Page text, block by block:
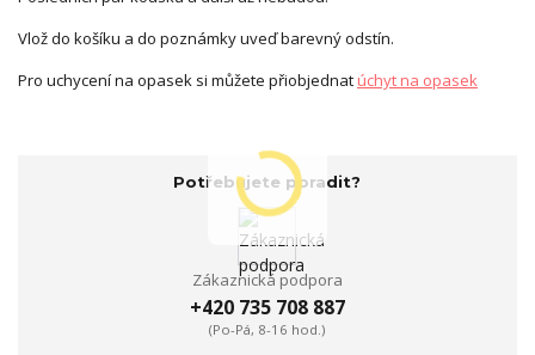
Vlož do košíku a do poznámky uveď barevný odstín.
Pro uchycení na opasek si můžete přiobjednat úchyt na opasek
Potřebujete poradit?
Zákaznická podpora
+420 735 708 887
(Po-Pá, 8-16 hod.)